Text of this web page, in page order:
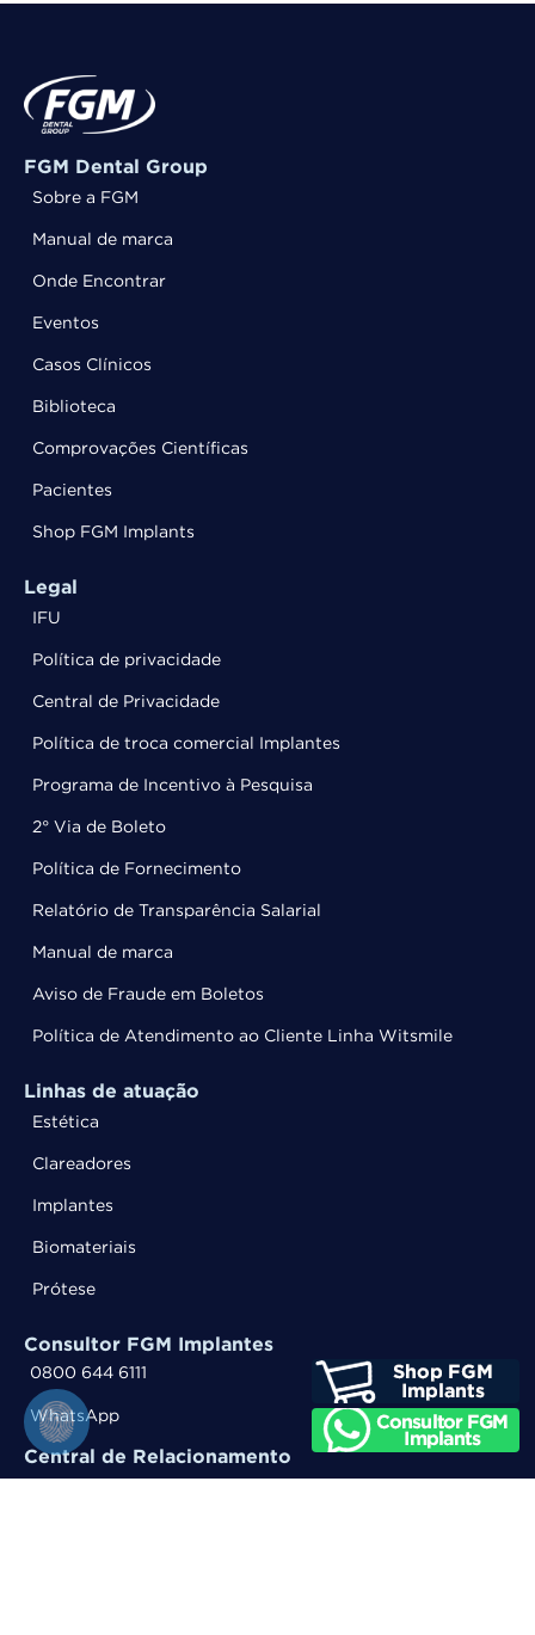
FGM Dental Group
Sobre a FGM
Manual de marca
Onde Encontrar
Eventos
Casos Clínicos
Biblioteca
Comprovações Científicas
Pacientes
Shop FGM Implants
Legal
IFU
Política de privacidade
Central de Privacidade
Política de troca comercial Implantes
Programa de Incentivo à Pesquisa
2° Via de Boleto
Política de Fornecimento
Relatório de Transparência Salarial
Manual de marca
Aviso de Fraude em Boletos
Política de Atendimento ao Cliente Linha Witsmile
Linhas de atuação
Estética
Clareadores
Implantes
Biomateriais
Prótese
Consultor FGM Implantes
0800 644 6111
WhatsApp
Central de Relacionamento